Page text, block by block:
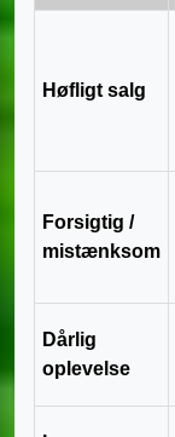
Høfligt salg
Forsigtig /
mistænksom
Dårlig
oplevelse